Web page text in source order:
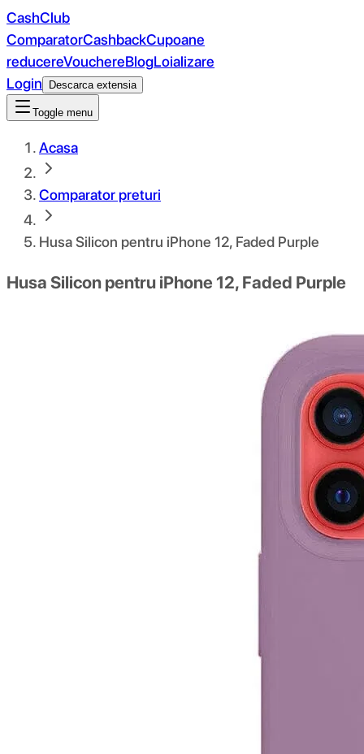
CashClub
ComparatorCashbackCupoane
reducereVouchereBlogLoializare
Login
Descarca extensia
Toggle menu
Acasa
Comparator preturi
Husa Silicon pentru iPhone 12, Faded Purple
Husa Silicon pentru iPhone 12, Faded Purple